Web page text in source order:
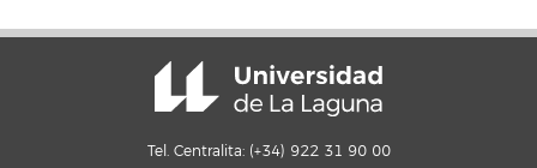
Tel. Centralita: (+34) 922 31 90 00